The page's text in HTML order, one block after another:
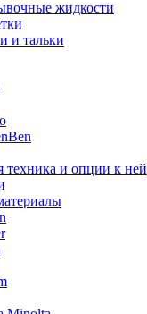
жидкости
и тальки
техника и опции к ней